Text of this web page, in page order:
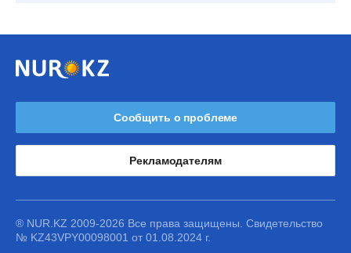
Сообщить о проблеме
Рекламодателям
® NUR.KZ 2009-2026 Все права защищены. Свидетельство
№ KZ43VPY00098001 от 01.08.2024 г.